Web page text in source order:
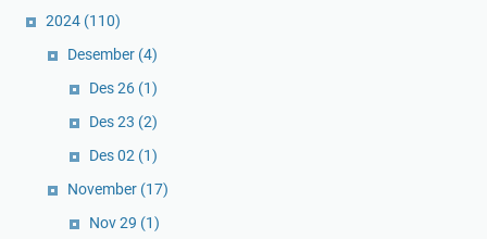
2024 (110)
Desember (4)
Des 26 (1)
Des 23 (2)
Des 02 (1)
November (17)
Nov 29 (1)